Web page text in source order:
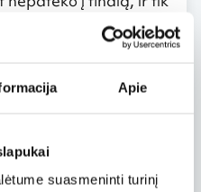
Apie
suasmeninti turinį
laimėtoja-
tapo viešnia iš
kenčia beprotišką
+110°C, o kas pusė
tas, kuris
karštyje.